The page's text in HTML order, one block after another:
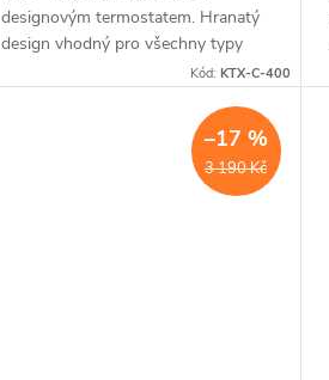
designovým termostatem. Hranatý
design vhodný pro všechny typy
radiátorů. Série: KTX • Barva:
Termostat • Výkon: 400 W...
Kód: KTX-C-400
3 190 Kč
–17 %